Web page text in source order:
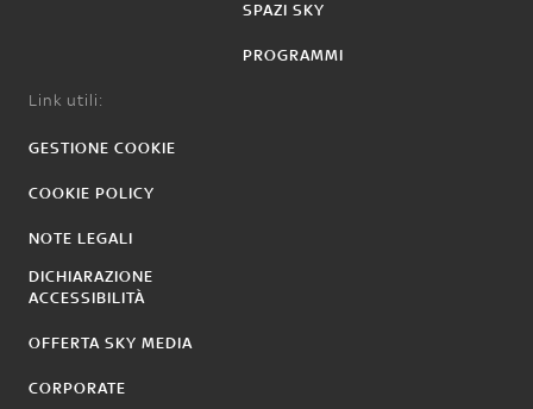
SPAZI SKY
PROGRAMMI
Link utili:
GESTIONE COOKIE
COOKIE POLICY
NOTE LEGALI
DICHIARAZIONE
ACCESSIBILITÀ
OFFERTA SKY MEDIA
CORPORATE